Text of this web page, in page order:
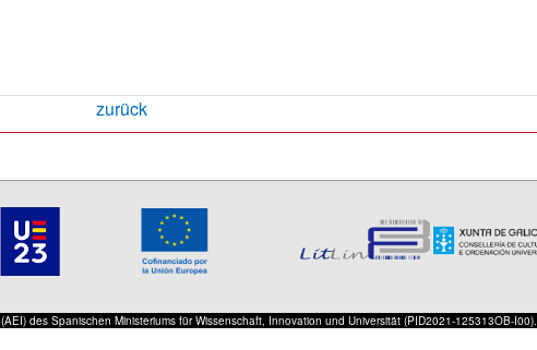
zurück
des Spanischen Ministeriums für Wissenschaft, Innovation und Universität (PID2021-125313OB-I00).